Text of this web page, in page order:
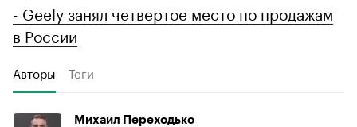
- Geely занял четвертое место по продажам
в России
Авторы Теги
Михаил Переходько